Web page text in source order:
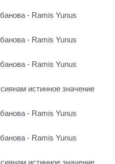
- Ramis Yunus
- Ramis Yunus
- Ramis Yunus
истинное значение
- Ramis Yunus
- Ramis Yunus